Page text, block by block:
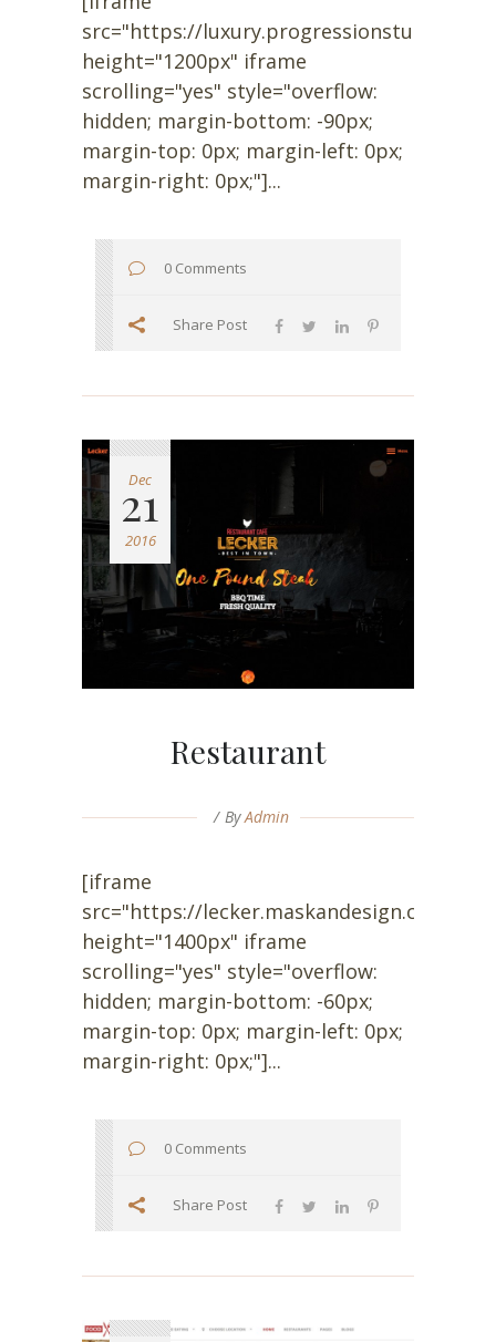
src="https://
height="1200px" iframe
scrolling="yes" style="overflow:
hidden; margin-bottom: -90px;
margin-top: 0px; margin-left: 0px;
margin-right: 0px;"]...
0 Comments
Share Post
Dec
21
2016
Restaurant
ByAdmin
[iframe
src="https://lecker.maskandesign.com/wp/
height="1400px" iframe
scrolling="yes" style="overflow:
hidden; margin-bottom: -60px;
margin-top: 0px; margin-left: 0px;
margin-right: 0px;"]...
0 Comments
Share Post